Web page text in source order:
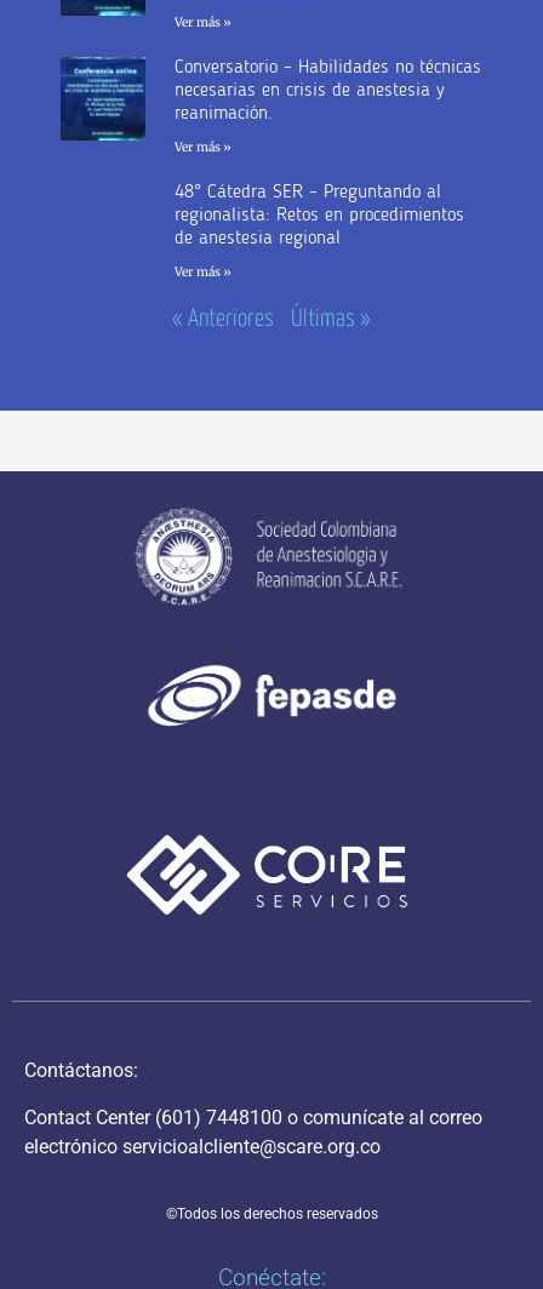
Ver más »
Conversatorio – Habilidades no técnicas
necesarias en crisis de anestesia y
reanimación.
Ver más »
48° Cátedra SER – Preguntando al
regionalista: Retos en procedimientos
de anestesia regional
Ver más »
« Anteriores Últimas »
Contáctanos:
Contact Center (601) 7448100 o comunícate al correo
electrónico servicioalcliente@scare.org.co
©Todos los derechos reservados
Conéctate: